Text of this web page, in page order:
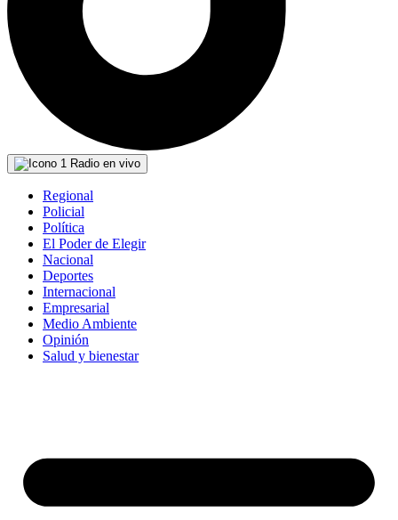
Radio en vivo
Regional
Policial
Política
El Poder de Elegir
Nacional
Deportes
Internacional
Empresarial
Medio Ambiente
Opinión
Salud y bienestar